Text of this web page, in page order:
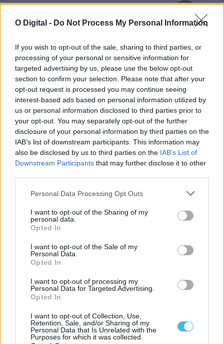
O Digital - Do Not Process My Personal Information
If you wish to opt-out of the sale, sharing to third parties, or
processing of your personal or sensitive information for
targeted advertising by us, please use the below opt-out
section to confirm your selection. Please note that after your
opt-out request is processed you may continue seeing
interest-based ads based on personal information utilized by
us or personal information disclosed to third parties prior to
your opt-out. You may separately opt-out of the further
disclosure of your personal information by third parties on the
IAB’s list of downstream participants. This information may
also be disclosed by us to third parties on the IAB’s List of
Downstream Participants that may further disclose it to other
Personal Data Processing Opt Outs
I want to opt-out of the Sharing of my
personal data.
Opted In
I want to opt-out of the Sale of my
Personal Data.
Opted In
I want to opt-out of processing my
Personal Data for Targeted Advertising.
Opted In
I want to opt-out of Collection, Use,
Retention, Sale, and/or Sharing of my
Personal Data that Is Unrelated with the
Purposes for which it was collected.
Luís Francisco anuncia pré-candidatura à presidência da
Associação de Futebol de Évora
Luís Francisco Silva Fernandes anunciou a sua pré-candidatura à
presidência da Associação de Futebol...
19 Junho, 2026 - 13:16
no Torneio Maurice Revello
João Rego, natural de Ourique, esteve em destaque na conquista
do Torneio Maurice Revello...